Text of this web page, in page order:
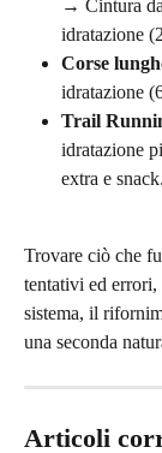
→ Cintura
idratazione
Corse
idratazione
Trail
idratazione
extra e snack.
Trovare ciò che
tentativi ed errori,
sistema, il
una seconda
Articoli